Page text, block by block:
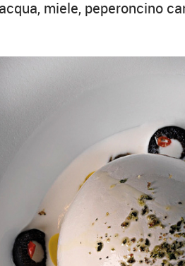
miele, peperoncino